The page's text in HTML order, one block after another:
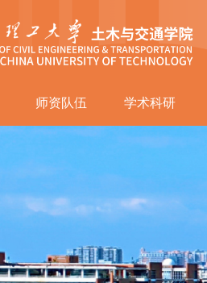
师资队伍 学术科研